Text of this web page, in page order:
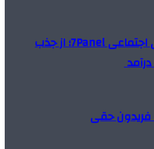
خدمات شبکه‌های اجتماعی 7Panel؛ از جذب
حقی